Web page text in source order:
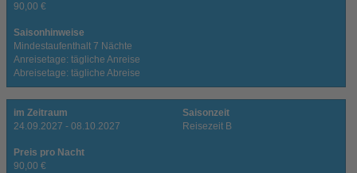
90,00 €
Saisonhinweise
Mindestaufenthalt 7 Nächte
Anreisetage: tägliche Anreise
Abreisetage: tägliche Abreise
im Zeitraum
24.09.2027 - 08.10.2027
Saisonzeit
Reisezeit B
Preis pro Nacht
90,00 €